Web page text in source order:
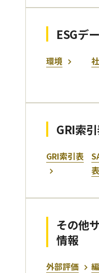
ESGデ
環境
GRI索
GRI索引表
表
その他
情報
外部評価